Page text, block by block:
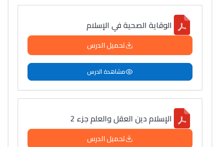
الوقاية الصحية في الإسلام
تحميل الدرس
مشاهدة الدرس
الإسلام دين العقل والعلم جزء 2
تحميل الدرس